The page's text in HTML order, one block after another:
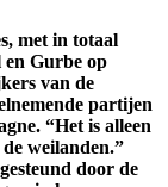
met in totaal
en Gurbe op
van de
partijen
“Het is alleen
weilanden.”
door de